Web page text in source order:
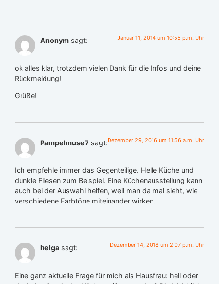
Anonym sagt: Januar 11, 2014 um 10:55 p.m. Uhr
ok alles klar, trotzdem vielen Dank für die Infos und deine
Rückmeldung!
Grüße!
Pampelmuse7 sagt:Dezember 29, 2016 um 11:56 a.m. Uhr
Ich empfehle immer das Gegenteilige. Helle Küche und
dunkle Fliesen zum Beispiel. Eine Küchenausstellung kann
auch bei der Auswahl helfen, weil man da mal sieht, wie
verschiedene Farbtöne miteinander wirken.
helga sagt: Dezember 14, 2018 um 2:07 p.m. Uhr
Eine ganz aktuelle Frage für mich als Hausfrau: hell oder